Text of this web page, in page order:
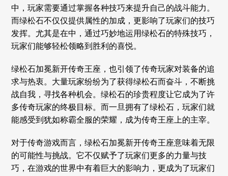
中，玩家需要通过掌握各种技巧来提升自己的战斗能力。
而绿松石不仅仅提供属性的加成，更影响了玩家们的技巧
发挥。尤其是在中，通过巧妙地运用绿松石的特殊技巧，
玩家们能够轻松领略到胜利的喜悦。
绿松石加冕新开传奇王座，也引领了传奇玩家对装备的追
求与热衷。大量玩家纷纷为了获得绿松石而奋斗，不断挑
战自我，寻找各种机会。绿松石的珍贵程度让它成为了许
多传奇玩家的终极目标。而一旦拥有了绿松石，玩家们就
能感受到犹如称霸全服的荣耀，成为传奇王座上的主宰。
对于传奇游戏而言，绿松石加冕新开传奇王座意味着无限
的可能性与挑战。它不仅赋予了玩家们更多的力量与技
巧，在游戏的世界中有着巨大的影响力，更成为了玩家们